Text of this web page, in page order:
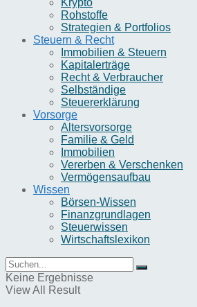
Krypto
Rohstoffe
Strategien & Portfolios
Steuern & Recht
Immobilien & Steuern
Kapitalerträge
Recht & Verbraucher
Selbständige
Steuererklärung
Vorsorge
Altersvorsorge
Familie & Geld
Immobilien
Vererben & Verschenken
Vermögensaufbau
Wissen
Börsen-Wissen
Finanzgrundlagen
Steuerwissen
Wirtschaftslexikon
Keine Ergebnisse
View All Result